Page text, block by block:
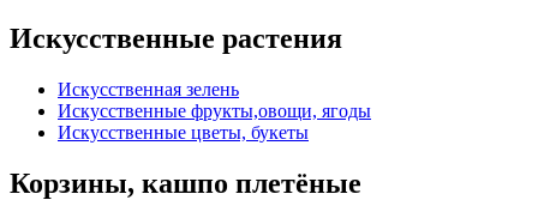
Искусственные растения
Искусственная зелень
Искусственные фрукты,овощи, ягоды
Искусственные цветы, букеты
Корзины, кашпо плетёные